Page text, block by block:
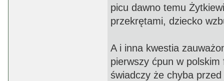
picu dawno temu
przekrętami, dziecko
A i inna kwestia
pierwszy ćpun w
świadczy że chyba